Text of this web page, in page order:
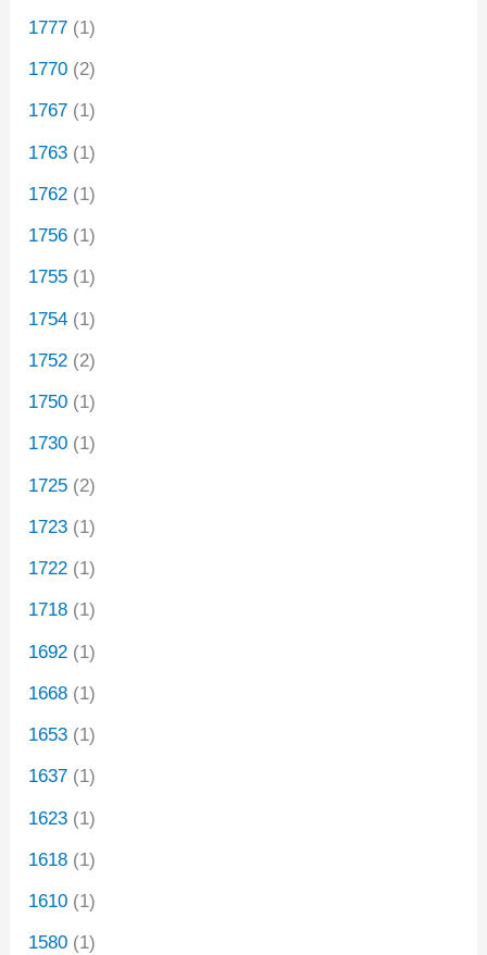
1777 (1)
1770 (2)
1767 (1)
1763 (1)
1762 (1)
1756 (1)
1755 (1)
1754 (1)
1752 (2)
1750 (1)
1730 (1)
1725 (2)
1723 (1)
1722 (1)
1718 (1)
1692 (1)
1668 (1)
1653 (1)
1637 (1)
1623 (1)
1618 (1)
1610 (1)
1580 (1)